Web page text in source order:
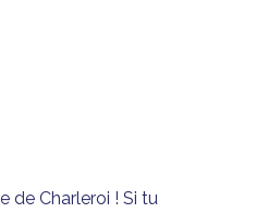
de Charleroi ! Si tu